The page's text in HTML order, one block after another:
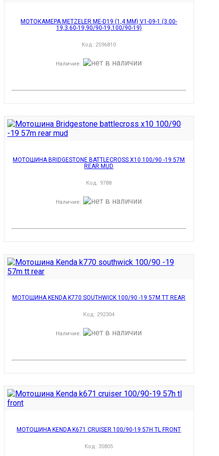
МОТОКАМЕРА METZELER ME-D19 (1,4 ММ) V1-09-1 (3.00-
19,3.60-19,90/90-19,100/90-19)
Код: 2596810
Наличие:
МОТОШИНА BRIDGESTONE BATTLECROSS X10 100/90 -19 57M
REAR MUD
Код: 9788
Наличие:
МОТОШИНА KENDA K770 SOUTHWICK 100/90 -19 57M TT REAR
Код: 292304
Наличие:
МОТОШИНА KENDA K671 CRUISER 100/90-19 57H TL FRONT
Код: 35805